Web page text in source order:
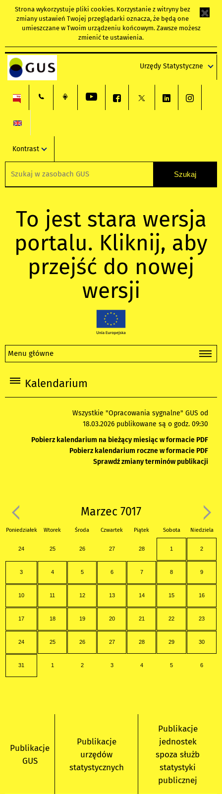
Strona wykorzystuje pliki cookies. Korzystanie z witryny bez
zmiany ustawień Twojej przeglądarki oznacza, że będą one
umieszczane w Twoim urządzeniu końcowym. Zawsze możesz
zmienić te ustawienia.
Urzędy Statystyczne
Kontrast
To jest stara wersja
portalu. Kliknij, aby
przejść do nowej
wersji
Menu główne
Kalendarium
Wszystkie "Opracowania sygnalne" GUS od
18.03.2026 publikowane są o godz. 09:30
Pobierz kalendarium na bieżący miesiąc w formacie PDF
Pobierz kalendarium roczne w formacie PDF
Sprawdź zmiany terminów publikacji
Marzec 7017
Poniedziałek Wtorek Środa Czwartek Piątek Sobota Niedziela
24 25 26 27 28 1 2
3 4 5 6 7 8 9
10 11 12 13 14 15 16
17 18 19 20 21 22 23
24 25 26 27 28 29 30
31 1 2 3 4 5 6
Publikacje
GUS
Publikacje
urzędów
statystycznych
Publikacje
jednostek
spoza służb
statystyki
publicznej